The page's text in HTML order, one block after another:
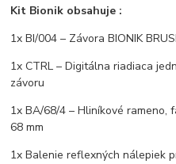
Kit Bionik obsahuje :
1x BI/004 – Závora BIONIK
1x CTRL – Digitálna riadiaca
závoru
1x BA/68/4 – Hliníkové rameno,
68 mm
1x Balenie reflexných nálepiek